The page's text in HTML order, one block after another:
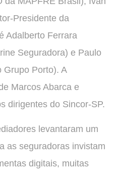
Presidente da
Adalberto Ferrara
Seguradora) e Paulo
Grupo Porto). A
Marcos Abarca e
dirigentes do Sincor-SP.
levantaram um
as seguradoras invistam
digitais, muitas